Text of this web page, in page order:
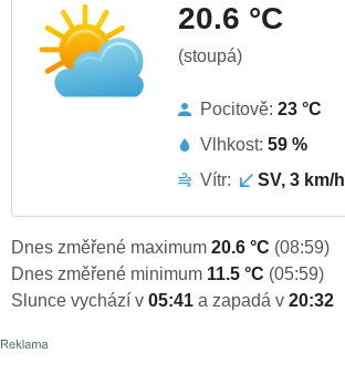
20.6 °C
(stoupá)
Pocitově: 23 °C
Vlhkost: 59 %
Vítr:
SV, 3 km/h
Dnes změřené maximum 20.6 °C (08:59)
Dnes změřené minimum 11.5 °C (05:59)
Slunce vychází v 05:41 a zapadá v 20:32